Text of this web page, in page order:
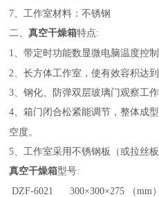
7、工作室材料：不锈钢
二、真空干燥箱特点:
1、带定时功能数显微电脑温度控
2、长方体工作室，使有效容积达到
3、钢化、防弹双层玻璃门观察工
4、箱门闭合松紧能调节，整体成
空度。
5、工作室采用不锈钢板（或拉丝
真空干燥箱型号:
DZF-6021 300×300×275 （